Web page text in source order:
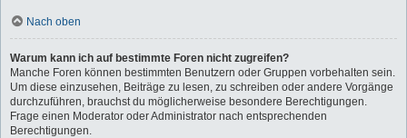
Nach oben
Warum kann ich auf bestimmte Foren nicht zugreifen?
Manche Foren können bestimmten Benutzern oder Gruppen vorbehalten sein.
Um diese einzusehen, Beiträge zu lesen, zu schreiben oder andere Vorgänge
durchzuführen, brauchst du möglicherweise besondere Berechtigungen.
Frage einen Moderator oder Administrator nach entsprechenden
Berechtigungen.